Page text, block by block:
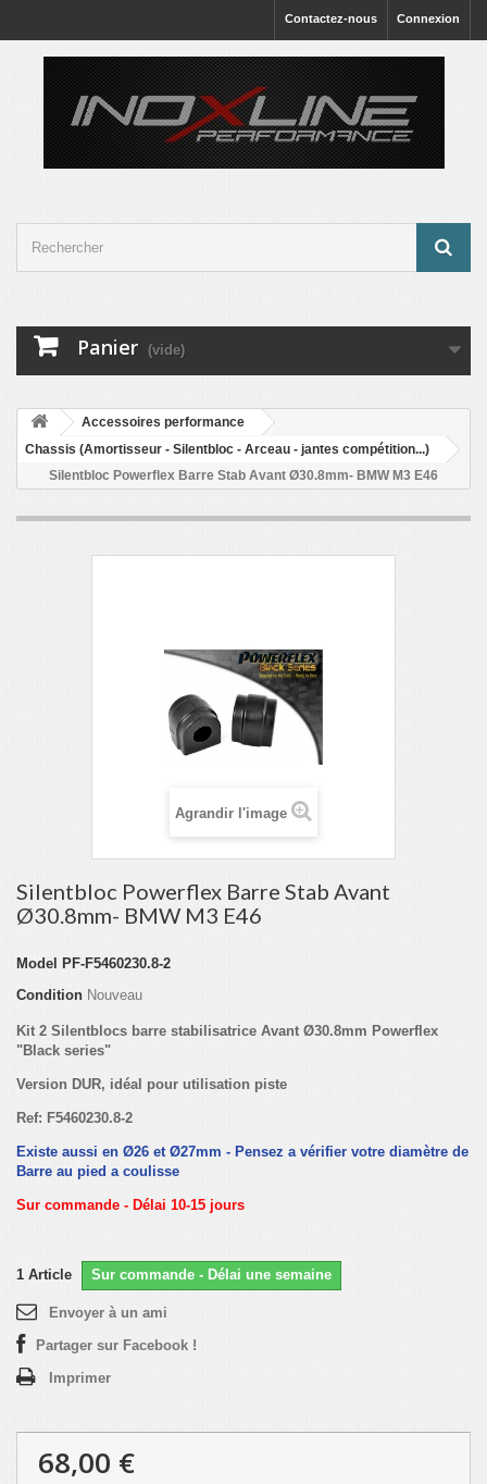
Connexion
Contactez-nous
Panier (vide)
Accessoires performance
Chassis (Amortisseur - Silentbloc - Arceau - jantes compétition...)
Silentbloc Powerflex Barre Stab Avant Ø30.8mm- BMW M3 E46
Agrandir l'image
Silentbloc Powerflex Barre Stab Avant
Ø30.8mm- BMW M3 E46
Model
PF-F5460230.8-2
Condition Nouveau
Kit 2 Silentblocs barre stabilisatrice Avant Ø30.8mm Powerflex
"Black series"
Version DUR, idéal pour utilisation piste
Ref: F5460230.8-2
Existe aussi en Ø26 et Ø27mm - Pensez a vérifier votre diamètre de
Barre au pied a coulisse
Sur commande - Délai 10-15 jours
1 Article Sur commande - Délai une semaine
Envoyer à un ami
Partager sur Facebook !
Imprimer
68,00 €